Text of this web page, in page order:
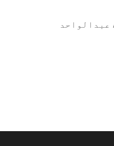
عبدالواحد